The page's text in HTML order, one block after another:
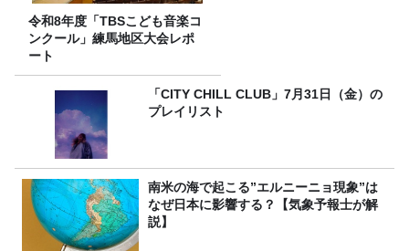
令和8年度「TBSこども音楽コ
ンクール」練馬地区大会レポ
ート
「CITY CHILL CLUB」7月31日（金）の
プレイリスト
南米の海で起こる”エルニーニョ現象”は
なぜ日本に影響する？【気象予報士が解
説】